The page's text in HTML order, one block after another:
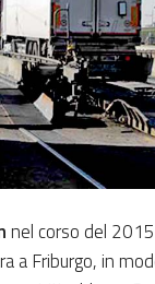
nel corso del
a Friburgo, in